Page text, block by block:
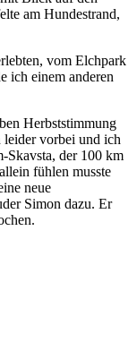
am Hundestrand,
vom Elchpark
ich einem anderen
Herbststimmung
vorbei und ich
Skavsta, der 100 km
fühlen musste
neue
Simon dazu. Er